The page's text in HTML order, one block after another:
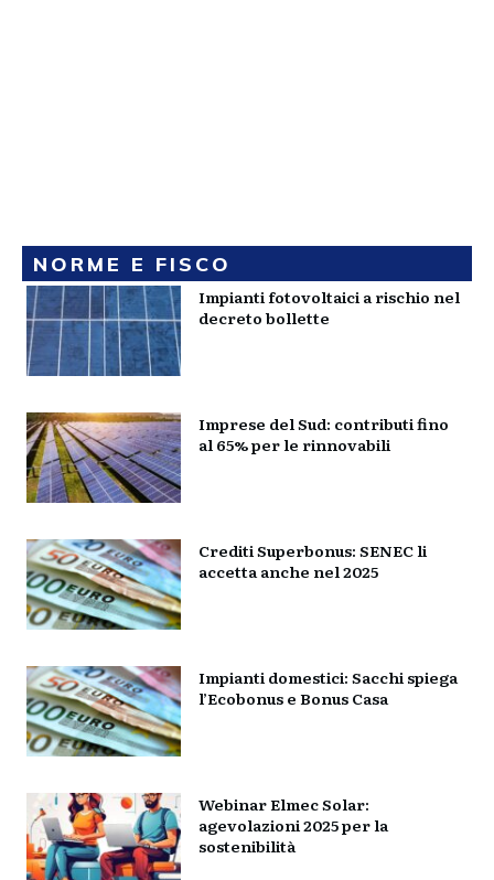
NORME E FISCO
Impianti fotovoltaici a rischio nel
decreto bollette
Imprese del Sud: contributi fino
al 65% per le rinnovabili
Crediti Superbonus: SENEC li
accetta anche nel 2025
Impianti domestici: Sacchi spiega
l’Ecobonus e Bonus Casa
Webinar Elmec Solar:
agevolazioni 2025 per la
sostenibilità